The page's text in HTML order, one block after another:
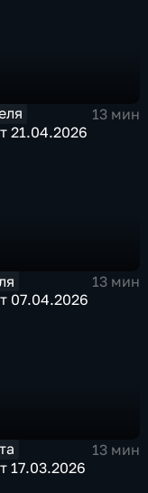
13 мин
21.04.2026
13 мин
07.04.2026
13 мин
17.03.2026